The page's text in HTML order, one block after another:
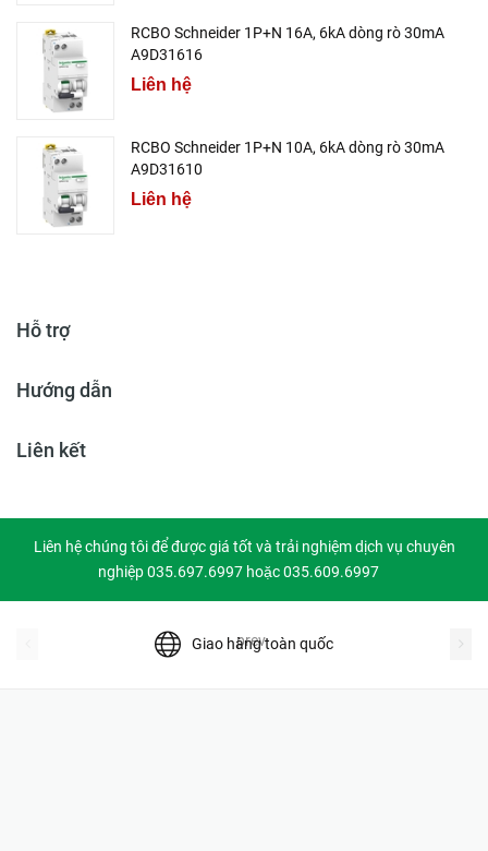
RCBO Schneider 1P+N 16A, 6kA dòng rò 30mA
A9D31616
Liên hệ
RCBO Schneider 1P+N 10A, 6kA dòng rò 30mA
A9D31610
Liên hệ
Hỗ trợ
Hướng dẫn
Liên kết
Liên hệ chúng tôi để được giá tốt và trải nghiệm dịch vụ chuyên
nghiệp 035.697.6997 hoặc 035.609.6997
Giao hàng toàn quốc
prev